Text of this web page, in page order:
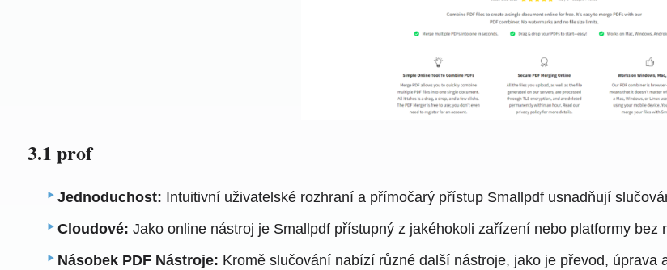
3.1 prof
Jednoduchost: Intuitivní uživatelské rozhraní a přímočarý přístup Smallpdf usnadňují
Cloudové: Jako online nástroj je Smallpdf přístupný z jakéhokoli zařízení nebo platformy bez
Násobek PDF Nástroje: Kromě slučování nabízí různé další nástroje, jako je převod, úprava